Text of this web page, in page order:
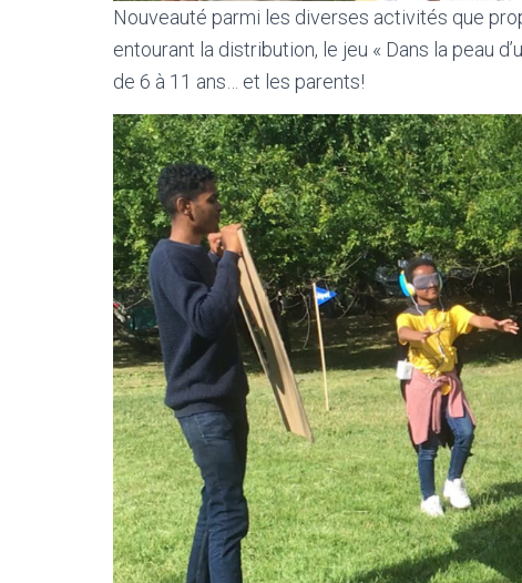
Nouveauté parmi les diverses activités que
entourant la distribution, le jeu « Dans la peau
de 6 à 11 ans… et les parents!